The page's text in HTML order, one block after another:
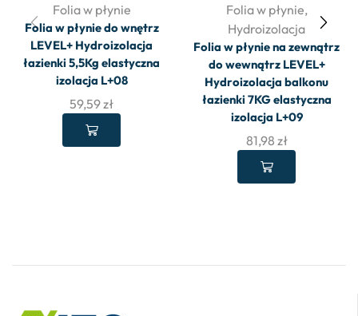
Folia w płynie
Folia w płynie do wnętrz
LEVEL+ Hydroizolacja
łazienki 5,5Kg elastyczna
izolacja L+08
59,59zł
Folia w płynie,
Hydroizolacja
Folia w płynie na zewnątrz
do wewnątrz LEVEL+
Hydroizolacja balkonu
łazienki 7KG elastyczna
izolacja L+09
81,98 zł